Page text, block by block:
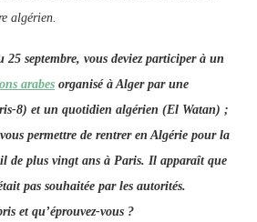
algérien.
septembre, vous deviez participer à un
arabes organisé à Alger par une
8) et un quotidien algérien (El Watan) ;
permettre de rentrer en Algérie pour la
de plus vingt ans à Paris. Il apparaît que
pas souhaitée par les autorités.
et qu’éprouvez-vous ?